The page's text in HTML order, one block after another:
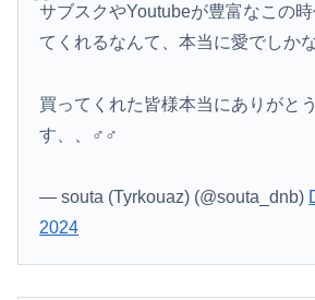
サブスクやYoutubeが豊富なこの
てくれるなんて、本当に愛でしか
買ってくれた皆様本当にありがと
す、、‍♂️‍♂️
— souta (Tyrkouaz) (@souta_dnb)
2024